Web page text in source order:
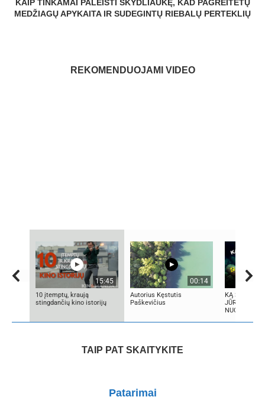
KAIP TINKAMAI PALEISTI SKYDLIAUKĘ, KAD PAGREITĖTŲ
MEDŽIAGŲ APYKAITA IR SUDEGINTŲ RIEBALŲ PERTEKLIŲ
REKOMENDUOJAMI VIDEO
15:45
10 įtemptų, kraują
stingdančių kino istorijų
00:14
Autorius Kęstutis
Paškevičius
KĄ SLEPIA
JŪRA? 5
TAIP PAT SKAITYKITE
Patarimai